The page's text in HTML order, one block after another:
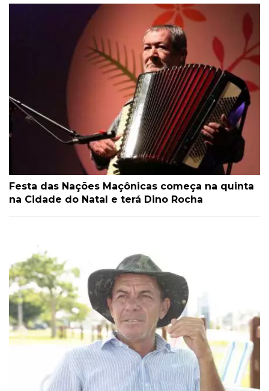
Festa das Nações Maçônicas começa na quinta
na Cidade do Natal e terá Dino Rocha